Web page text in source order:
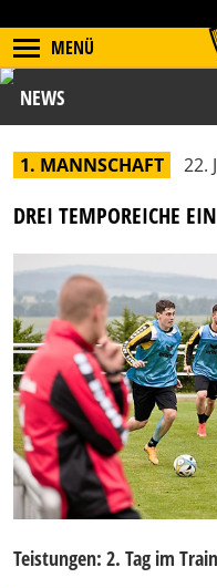
MENÜ
NEWS
1. MANNSCHAFT 22.
DREI TEMPOREICHE
Teistungen: 2. Tag im